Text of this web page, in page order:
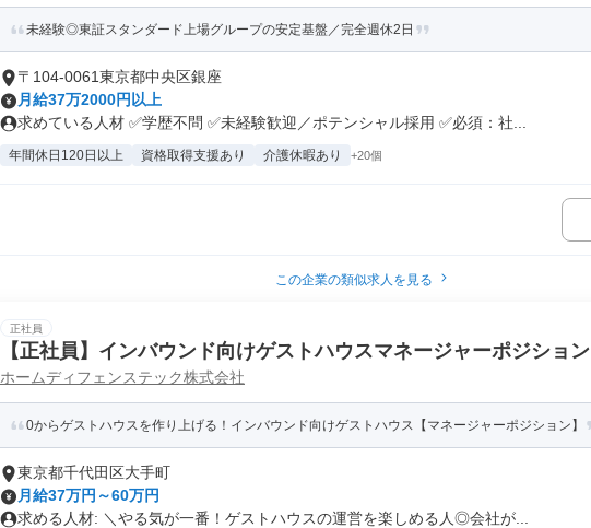
未経験◎東証スタンダード上場グループの安定基盤／完全週休2日
〒104-0061東京都中央区銀座
月給37万2000円以上
求めている人材 ✅学歴不問 ✅未経験歓迎／ポテンシャル採用 ✅必須：社...
年間休日120日以上 資格取得支援あり 介護休暇あり +20個
この企業の類似求人を見る
正社員
【正社員】インバウンド向けゲストハウスマネージャーポジション
ホームディフェンステック株式会社
0からゲストハウスを作り上げる！インバウンド向けゲストハウス【マネージャーポジション】
東京都千代田区大手町
月給37万円～60万円
求める人材: ＼やる気が一番！ゲストハウスの運営を楽しめる人◎会社が...